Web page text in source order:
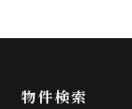
物件検索